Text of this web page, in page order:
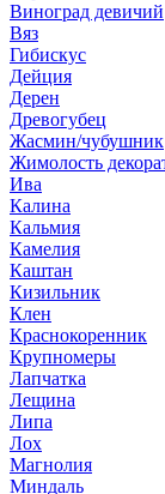
Виноград девичий
Вяз
Гибискус
Дейция
Дерен
Древогубец
Жасмин/чубушник
Жимолость
Ива
Калина
Кальмия
Камелия
Каштан
Кизильник
Клен
Краснокоренник
Крупномеры
Лапчатка
Лещина
Липа
Лох
Магнолия
Миндаль